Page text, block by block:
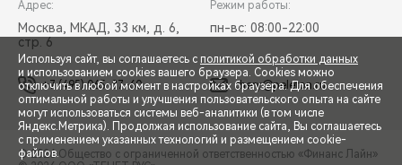
СПЕЦПРЕДЛОЖЕНИЯ
Адрес:
Москва, МКАД, 33 км, д. 6,
стр. 6
Режим работы:
пн-вс: 08:00-22:00
+7 (495) 065-37-60 chery@peleton.ru
© 2026 Общество с ограниченной ответственностью «Финанс Лайн»
Используя сайт, вы соглашаетесь с политикой обработки данных
и использованием cookies вашего браузера. Cookies можно
отключить в любой момент в настройках браузера. Для обеспечения
оптимальной работы и улучшения пользовательского опыта на сайте
могут использоваться системы веб-аналитики (в том числе
Яндекс.Метрика). Продолжая использование сайта, Вы соглашаетесь
с применением указанных технологий и размещением cookie-
файлов.